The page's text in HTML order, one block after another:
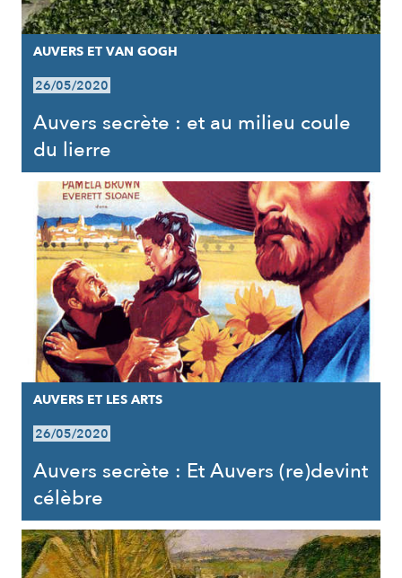
AUVERS ET VAN GOGH
26/05/2020
Auvers secrète : et au milieu coule
du lierre
AUVERS ET LES ARTS
26/05/2020
Auvers secrète : Et Auvers (re)devint
célèbre